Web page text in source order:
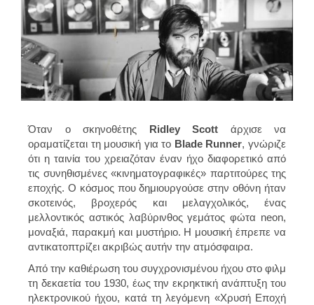
Όταν ο σκηνοθέτης Ridley Scott άρχισε να
οραματίζεται τη μουσική για το Blade Runner, γνώριζε
ότι η ταινία του χρειαζόταν έναν ήχο διαφορετικό από
τις συνηθισμένες «κινηματογραφικές» παρτιτούρες της
εποχής. Ο κόσμος που δημιουργούσε στην οθόνη ήταν
σκοτεινός, βροχερός και μελαγχολικός, ένας
μελλοντικός αστικός λαβύρινθος γεμάτος φώτα neon,
μοναξιά, παρακμή και μυστήριο. Η μουσική έπρεπε να
αντικατοπτρίζει ακριβώς αυτήν την ατμόσφαιρα.
Από την καθιέρωση του συγχρονισμένου ήχου στο φιλμ
τη δεκαετία του 1930, έως την εκρηκτική ανάπτυξη του
ηλεκτρονικού ήχου, κατά τη λεγόμενη «Χρυσή Εποχή